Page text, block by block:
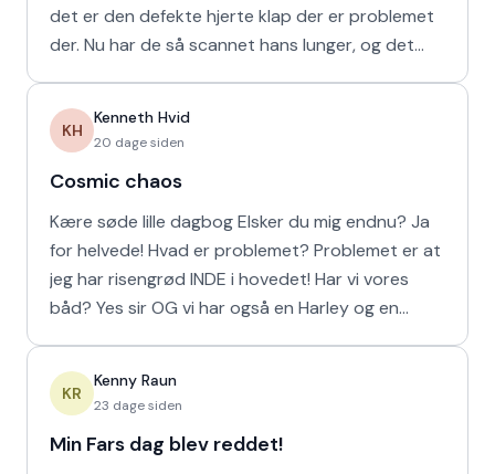
det er den defekte hjerte klap der er problemet
der. Nu har de så scannet hans lunger, og det
KH
Kenneth Hvid
20 dage siden
Cosmic chaos
Kære søde lille dagbog Elsker du mig endnu? Ja
for helvede! Hvad er problemet? Problemet er at
jeg har risengrød INDE i hovedet! Har vi vores
båd? Yes sir OG vi har også en Harley og en
KR
Kenny Raun
23 dage siden
Min Fars dag blev reddet!